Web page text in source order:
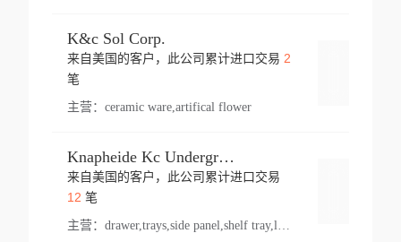
K&c Sol Corp.
来自美国的客户，此公司累计进口交易 2
笔
主营： ceramic ware,artifical flower
Knapheide Kc Underground
来自美国的客户，此公司累计进口交易
12 笔
主营：